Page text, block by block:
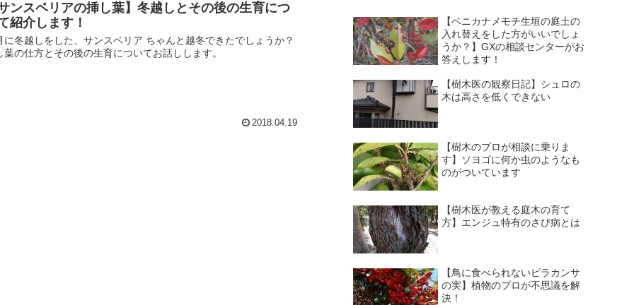
ンスベリアの挿し葉】冬越しとその後の生育につ
紹介します！
に冬越しをした、サンスベリア ちゃんと越冬できたでしょうか？
葉の仕方とその後の生育についてお話しします。
2018.04.19
【ベニカナメモチ生垣の庭土の
入れ替えをした方がいいでしょ
うか？】GXの相談センターがお
答えします！
【樹木医の観察日記】シュロの
木は高さを低くできない
【樹木のプロが相談に乗りま
す】ソヨゴに何か虫のようなも
のがついています
【樹木医が教える庭木の育て
方】エンジュ特有のさび病とは
【鳥に食べられないピラカンサ
の実】植物のプロが不思議を解
決！